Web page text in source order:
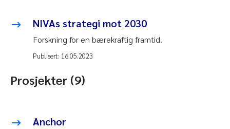
NIVAs strategi mot 2030
Forskning for en bærekraftig framtid.
Publisert: 16.05.2023
Prosjekter (9)
Anchor